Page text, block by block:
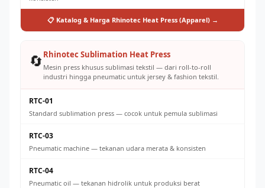
📋 Katalog & Harga Rhinotec Heat Press (Apparel) →
🔄 Rhinotec Sublimation Heat Press
Mesin press khusus sublimasi tekstil — dari roll-to-roll
industri hingga pneumatic untuk jersey & fashion tekstil.
RTC-01
Standard sublimation press — cocok untuk pemula sublimasi
RTC-03
Pneumatic machine — tekanan udara merata & konsisten
RTC-04
Pneumatic oil — tekanan hidrolik untuk produksi berat